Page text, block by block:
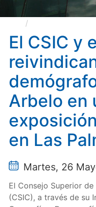
demógrafo
El CSIC y
Arbelo en
en Las
Martes, 26
El Consejo Superior
(CSIC), a través de su